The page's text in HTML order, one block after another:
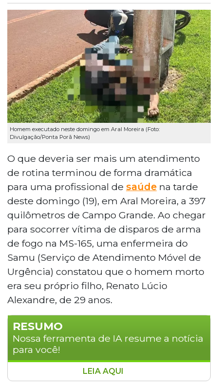
Homem executado neste domingo em Aral Moreira (Foto:
Divulgação/Ponta Porã News)
O que deveria ser mais um atendimento
de rotina terminou de forma dramática
para uma profissional de saúde na tarde
deste domingo (19), em Aral Moreira, a 397
quilômetros de Campo Grande. Ao chegar
para socorrer vítima de disparos de arma
de fogo na MS-165, uma enfermeira do
Samu (Serviço de Atendimento Móvel de
Urgência) constatou que o homem morto
era seu próprio filho, Renato Lúcio
Alexandre, de 29 anos.
RESUMO
Nossa ferramenta de IA resume a notícia
para você!
Uma enfermeira do Samu chegou para
LEIA AQUI